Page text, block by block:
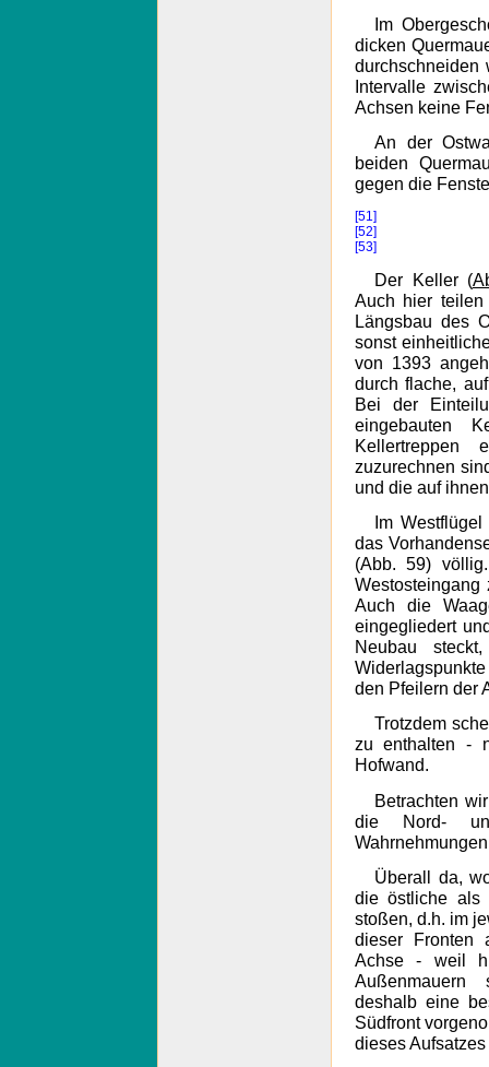
Im
dicken
durchschneiden
Intervalle
Achsen keine
An der
beiden
gegen die
[51]
[52]
[53]
Der Keller (
Auch hier
Längsbau des
sonst
von 1393
durch flache,
Bei der
eingebauten
Kellertreppen
zuzurechnen
und die auf
Im
das
(Abb. 59)
Auch die
eingegliedert
Neubau
den Pfeilern der
Trotzdem
zu enthalten -
Hofwand.
Betrachten
die Nord-
Überall da,
die östliche als
stoßen, d.h. im
dieser Fronten
Achse - weil
Außenmauern
deshalb eine
Südfront
dieses